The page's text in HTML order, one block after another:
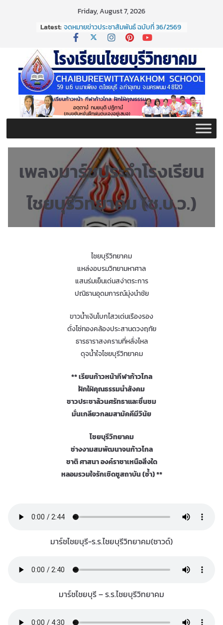
Friday, August 7, 2026
Latest: จดหมายข่าวประชาสัมพันธ์ ฉบับที่ 36/2569
ประจำเดือนมิถุนายน 2569
กิจกรรมวันสุนทรภู่ ประจำปี ๒๕๖๙
จดหมายข่าวประชาสัมพันธ์ ฉบับที่ 38/2569
ประจำเดือนมิถุนายน 2569
จดหมายข่าวประชาสัมพันธ์ ฉบับที่ 37/2569
ประจำเดือนมิถุนายน 2569
เพลงมาร์ชประจำโรงเรียน
ไชยบุรีวิทยาคม (ช.บ.ว.)
ไชยบุรีวิทยาคม
แหล่งอบรมวิทยามหาศาล
แสนร่มเย็นเด่นสง่าตระการ
ปณิธานอุดมการณ์มุ่งนำชัย
ขาวน้ำเงินโบกไสวเด่นเรืองรอง
ดั่งโซ่ทองคล้องประสานดวงฤทัย
ธารธาราสงครามที่หลั่งไหล
ดุจน้ำใจไชยบุรีวิทยาคม
** เรียนก้าวหน้ากีฬาก้าวไกล
ฝักใฝ่คุณธรรมนำสังคม
ชาวประชาล้วนศรัทธาและชื่นชม
มั่นเกลียวกลมสามัคคีมีวินัย
ไชยบุรีวิทยาคม
ช่างงามสมพัฒนาจนก้าวไกล
ชาติ ศาสนา องค์ราชาเหนือสิ่งใด
หลอมรวมใจรักเชิดชูสถาบัน (ซ้ำ) **
มาร์ชไชยบุรี-ร.ร.ไชยบุรีวิทยาคม(ซาวด์)
มาร์ชไชยบุรี – ร.ร.ไชยบุรีวิทยาคม